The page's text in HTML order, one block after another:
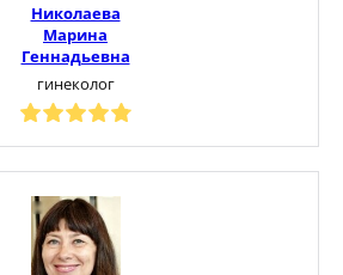
Николаева
Марина
Геннадьевна
гинеколог